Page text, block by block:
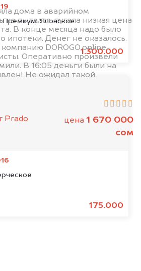
Премиум, Японское
1.300.000
175.000
дома в аварийном
не пытался, пугала низкая цена
В конце месяца надо было
ипотеки. Денег не оказалось.
компанию DOROGO.online.
Оперативно произвели
В 16:05 деньги были на
Не ожидал такой
Prado
цена 1 670 000
сом